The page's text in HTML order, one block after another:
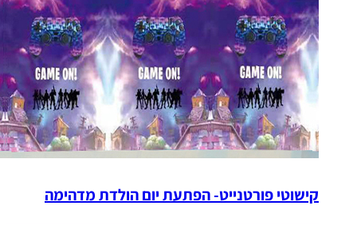
קישוטי פורטנייט- הפתעת יום הולדת מדהימה